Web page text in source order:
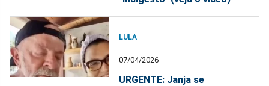
LULA
07/04/2026
URGENTE: Janja se